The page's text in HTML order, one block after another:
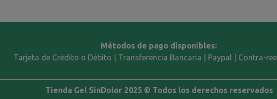
Métodos de pago disponibles:
Tarjeta de Crédito o Débito | Transferencia Bancaria | Paypal | Contra-
Tienda Gel SinDolor 2025 © Todos los derechos reservados